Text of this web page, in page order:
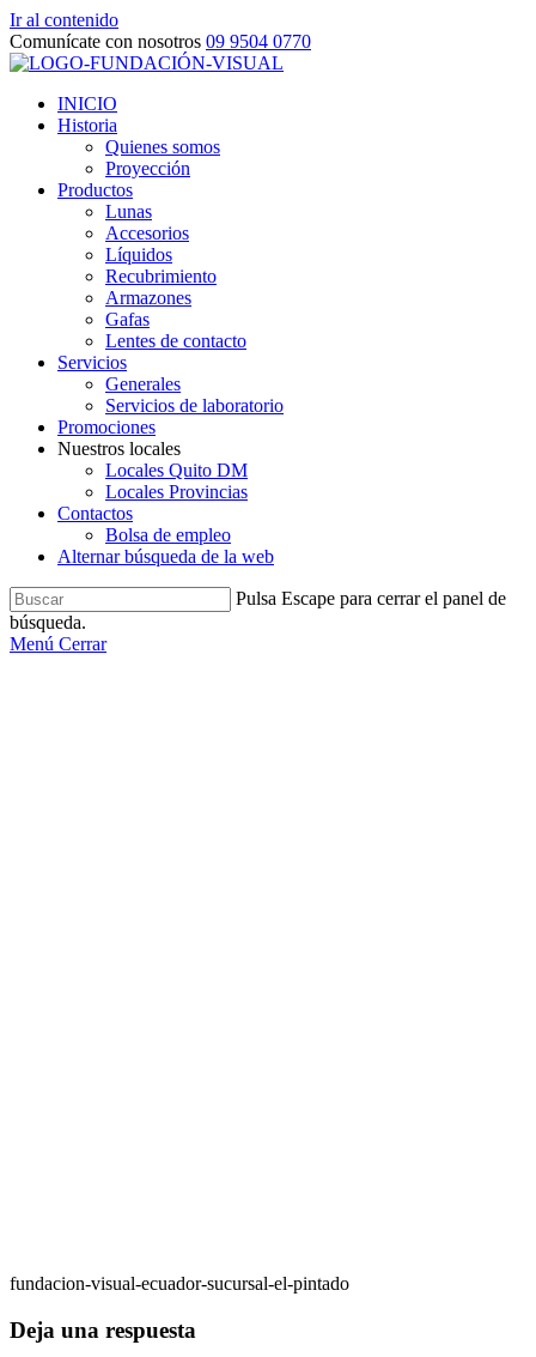
Ir al contenido
Comunícate con nosotros 09 9504 0770
INICIO
Historia
Quienes somos
Proyección
Productos
Lunas
Accesorios
Líquidos
Recubrimiento
Armazones
Gafas
Lentes de contacto
Servicios
Generales
Servicios de laboratorio
Promociones
Nuestros locales
Locales Quito DM
Locales Provincias
Contactos
Bolsa de empleo
Alternar búsqueda de la web
Pulsa Escape para cerrar el panel de
búsqueda.
Menú Cerrar
fundacion-visual-ecuador-sucursal-el-pintado
Deja una respuesta